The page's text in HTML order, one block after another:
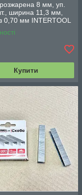
8 мм, уп.
ширина 11,3 мм,
0,70 мм INTERTOOL
Купити